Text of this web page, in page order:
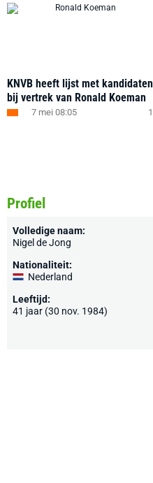
KNVB heeft lijst met kandidaten
bij vertrek van Ronald Koeman
7 mei 08:05 1
Profiel
Volledige naam:
Nigel de Jong
Nationaliteit:
Nederland
Leeftijd:
41 jaar (30 nov. 1984)